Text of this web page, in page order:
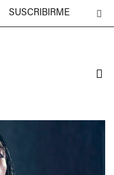
SUSCRIBIRME